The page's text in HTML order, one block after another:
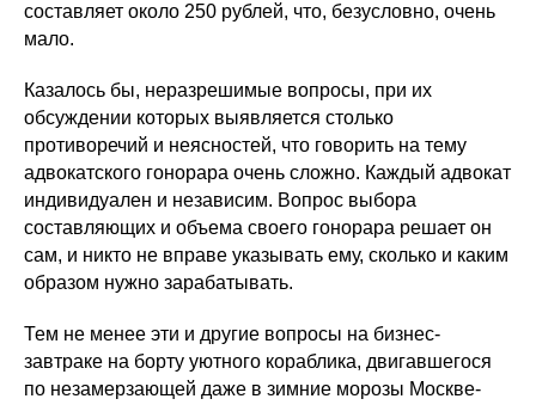
составляет около 250 рублей, что, безусловно, очень
мало.
Казалось бы, неразрешимые вопросы, при их
обсуждении которых выявляется столько
противоречий и неясностей, что говорить на тему
адвокатского гонорара очень сложно. Каждый адвокат
индивидуален и независим. Вопрос выбора
составляющих и объема своего гонорара решает он
сам, и никто не вправе указывать ему, сколько и каким
образом нужно зарабатывать.
Тем не менее эти и другие вопросы на бизнес-
завтраке на борту уютного кораблика, двигавшегося
по незамерзающей даже в зимние морозы Москве-